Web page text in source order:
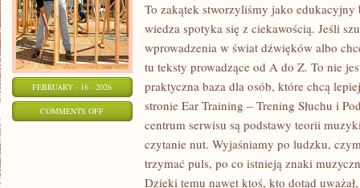
FEBRUARY - 16 - 2026
COMMENTS OFFON
To zakątek stworzyliśmy jako
wiedza spotyka się z ciekawością. Jeśli
wprowadzenia w świat dźwięków albo
tu teksty prowadzące od A do Z. To nie
praktyczna baza dla osób, które chcą
stronie Ear Training – Trening Słuchu i
centrum serwisu są podstawy teorii
czytanie nut. Wyjaśniamy po ludzku,
trzymać puls, po co istnieją znaki
Dzięki temu nawet ktoś, kto dotąd uważał,